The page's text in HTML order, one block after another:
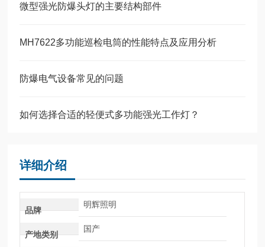
微型强光防爆头灯的主要结构部件
MH7622多功能巡检电筒的性能特点及应用分析
防爆电气设备常见的问题
如何选择合适的轻便式多功能强光工作灯？
详细介绍
品牌
明辉照明
产地类别
国产